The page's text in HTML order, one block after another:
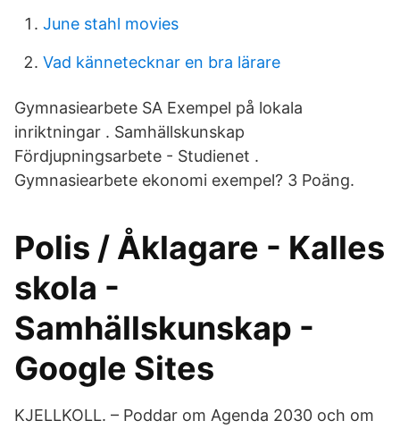
June stahl movies
Vad kännetecknar en bra lärare
Gymnasiearbete SA Exempel på lokala
inriktningar . Samhällskunskap
Fördjupningsarbete - Studienet .
Gymnasiearbete ekonomi exempel? 3 Poäng.
Polis / Åklagare - Kalles
skola -
Samhällskunskap -
Google Sites
KJELLKOLL. – Poddar om Agenda 2030 och om